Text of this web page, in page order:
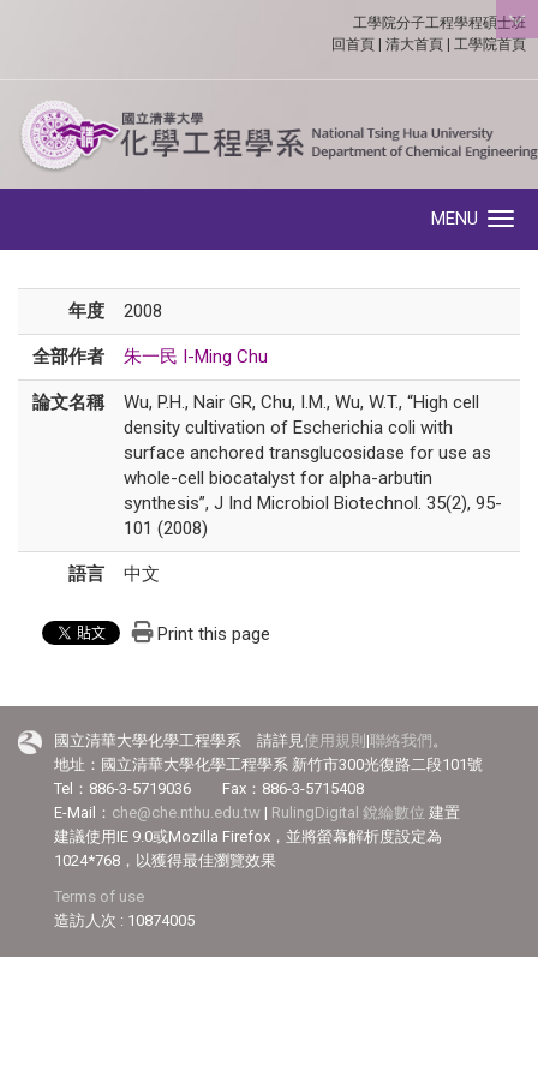
:::
工學院分子工程學程碩士班
回首頁
清大首頁 工學院首頁
MENU
年度 2008
全部作者 朱一民 I-Ming Chu
論文名稱
Wu, P.H., Nair GR, Chu, I.M., Wu, W.T., “High cell
density cultivation of Escherichia coli with
surface anchored transglucosidase for use as
whole-cell biocatalyst for alpha-arbutin
synthesis”, J Ind Microbiol Biotechnol. 35(2), 95-
101 (2008)
語言 中文
Print this page
國立清華大學化學工程學系 請詳見使用規則 |聯絡我們 。
地址：國立清華大學化學工程學系 新竹市300光復路二段101號
Tel：886-3-5719036 Fax：886-3-5715408
E-Mail： che@che.nthu.edu.tw | RulingDigital 銳綸數位 建置
建議使用IE 9.0或Mozilla Firefox，並將螢幕解析度設定為
1024*768，以獲得最佳瀏覽效果
Terms of use
造訪人次 : 10874005